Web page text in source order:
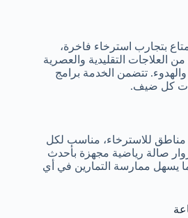
بتجارب استرخاء فاخرة،
العلاجات التقليدية والعصرية
تتضمن الخدمة برامج
كل ضيف.
للاسترخاء، مناسب لكل
صالة رياضية مجهزة بأحدث
يسهل ممارسة التمارين في أي